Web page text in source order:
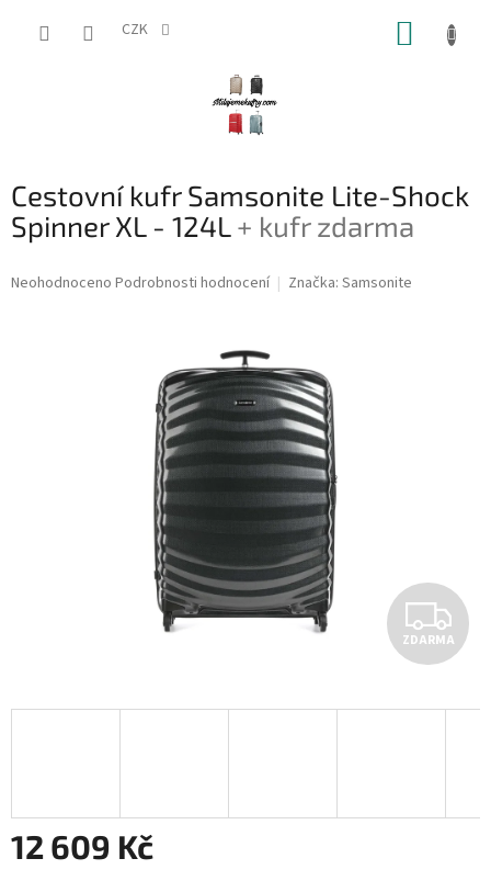
CZK
Cestovní kufr Samsonite Lite-Shock
Spinner XL - 124L+ kufr zdarma
Průměrné
Neohodnoceno Podrobnosti hodnocení Značka: Samsonite
Z
D
A
ZDARMA
12 609 Kč